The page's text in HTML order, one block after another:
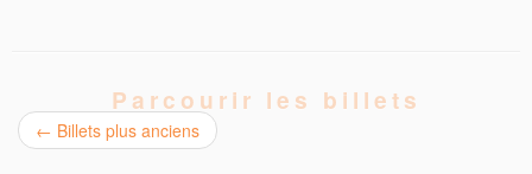
Parcourir les billets
← Billets plus anciens